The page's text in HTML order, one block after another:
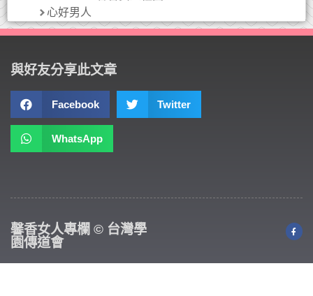
心好男人
與好友分享此文章
Facebook Twitter
WhatsApp
馨香女人專欄 © 台灣學
園傳道會